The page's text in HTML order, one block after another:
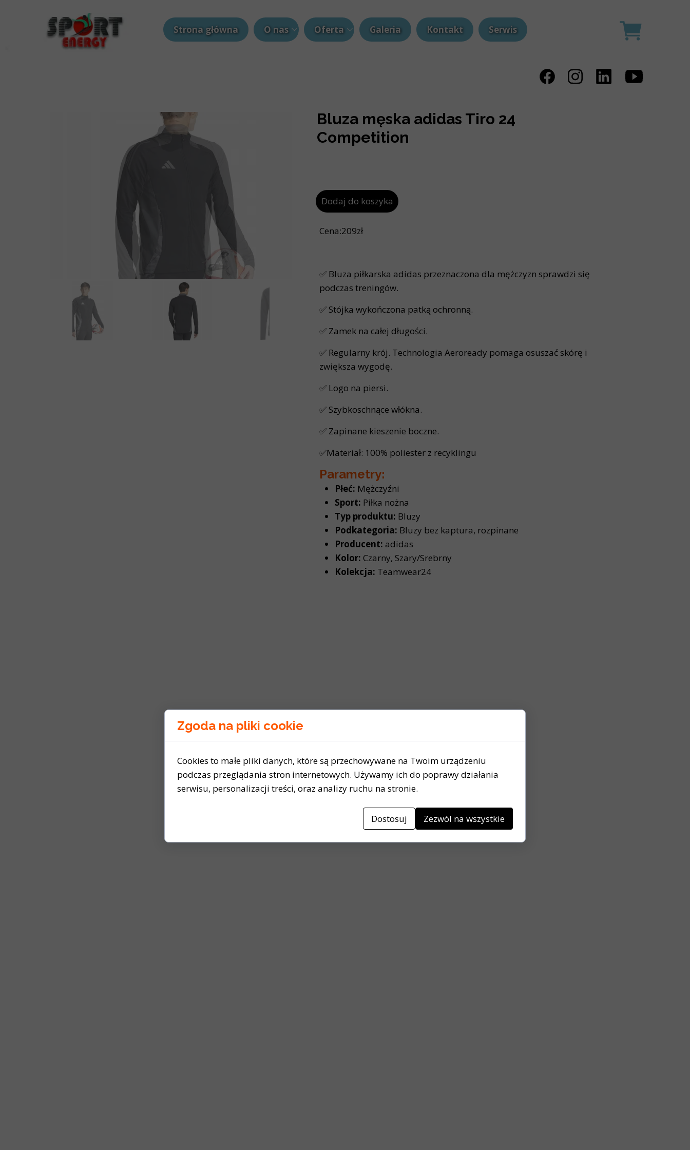
Strona główna O nas Oferta
Kaski
Galeria Kontakt Serwis
Bluza męska adidas Tiro 24
Competition
Cena:209zł
✅ Bluza piłkarska adidas przeznaczona dla mężczyzn sprawdzi się
podczas treningów.
✅ Stójka wykończona patką ochronną.
✅ Zamek na całej długości.
✅ Regularny krój. Technologia Aeroready pomaga osuszać skórę i
zwiększa wygodę.
✅ Logo na piersi.
✅ Szybkoschnące włókna.
✅ Zapinane kieszenie boczne.
✅Materiał: 100% poliester z recyklingu
Parametry:
Płeć: Mężczyźni
Sport: Piłka nożna
Typ produktu: Bluzy
Podkategoria: Bluzy bez kaptura, rozpinane
Producent: adidas
Kolor: Czarny, Szary/Srebrny
Kolekcja: Teamwear24
Dodaj do koszyka
Zgoda na pliki cookie
Cookies to małe pliki danych, które są przechowywane na Twoim urządzeniu
podczas przeglądania stron internetowych. Używamy ich do poprawy działania
serwisu, personalizacji treści, oraz analizy ruchu na stronie.
Dostosuj Zezwól na wszystkie